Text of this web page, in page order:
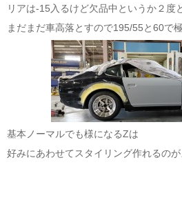
リアは-15入るけど欠品中というか２度
まだまだ車高落とすので195/55と60で
基本ノーマルでも様になるZは
好みにあわせてスタイリング作れるの